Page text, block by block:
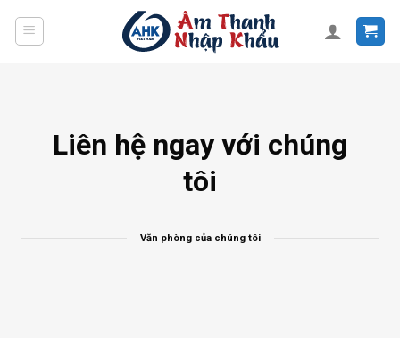
Liên hệ ngay với chúng
tôi
Văn phòng của chúng tôi